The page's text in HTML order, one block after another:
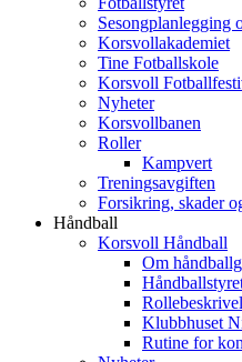
Sesongplanlegging
Korsvollakademiet
Tine Fotballskole
Korsvoll
Nyheter
Korsvollbanen
Roller
Kampvert
Treningsavgiften
Forsikring, skader
Håndball
Korsvoll Håndball
Om
Klubbhuset
Rutine for